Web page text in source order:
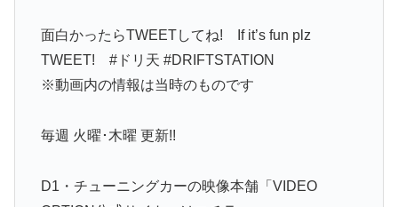
面白かったらTWEETしてね! If it’s fun plz
TWEET! #ドリ天 #DRIFTSTATION
※動画内の情報は当時のものです
毎週 火曜･木曜 更新!!
D1・チューニングカーの映像本舗「VIDEO